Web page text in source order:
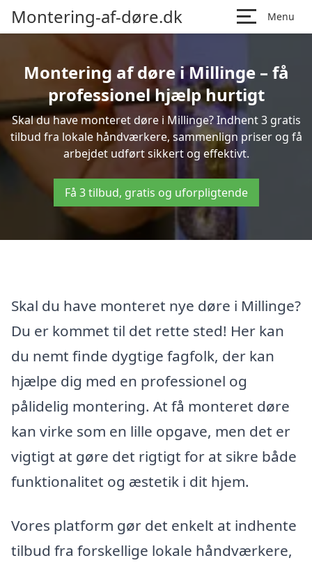
Montering-af-døre.dk Menu
Montering af døre i Millinge – få
professionel hjælp hurtigt
Skal du have monteret døre i Millinge? Indhent 3 gratis
tilbud fra lokale håndværkere, sammenlign priser og få
arbejdet udført sikkert og effektivt.
Få 3 tilbud, gratis og uforpligtende
Skal du have monteret nye døre i Millinge?
Du er kommet til det rette sted! Her kan
du nemt finde dygtige fagfolk, der kan
hjælpe dig med en professionel og
pålidelig montering. At få monteret døre
kan virke som en lille opgave, men det er
vigtigt at gøre det rigtigt for at sikre både
funktionalitet og æstetik i dit hjem.
Vores platform gør det enkelt at indhente
tilbud fra forskellige lokale håndværkere,